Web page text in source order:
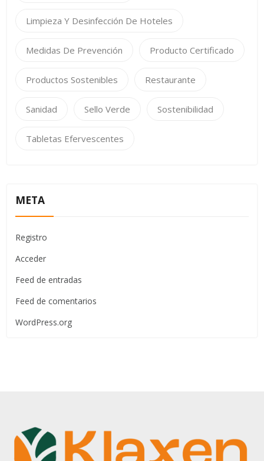
Limpieza Y Desinfección De Hoteles
Medidas De Prevención Producto Certificado
Productos Sostenibles Restaurante
Sanidad Sello Verde Sostenibilidad
Tabletas Efervescentes
META
Registro
Acceder
Feed de entradas
Feed de comentarios
WordPress.org